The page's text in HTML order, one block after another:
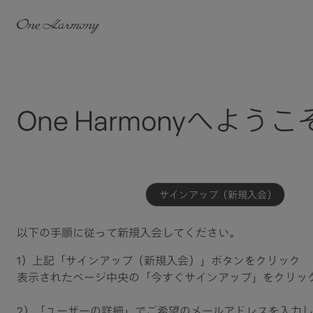
One Harmonyへようこ
サインアップ（新規入会）
以下の手順に従って新規入会してください。​
1）上記「サインアップ（新規入会）」ボタンをクリック​
表示されたページ中央の「今すぐサインアップ」をクリッ